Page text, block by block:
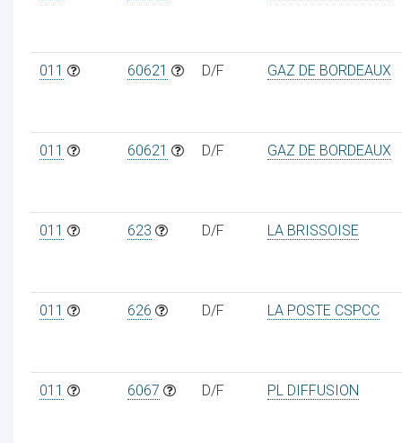
011 60621 D/F GAZ DE BORDEAUX
011 60621 D/F GAZ DE BORDEAUX
011 623 D/F LA BRISSOISE
011 626 D/F LA POSTE CSPCC
011 6067 D/F PL DIFFUSION